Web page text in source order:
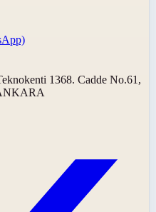
1368. Cadde No.61,